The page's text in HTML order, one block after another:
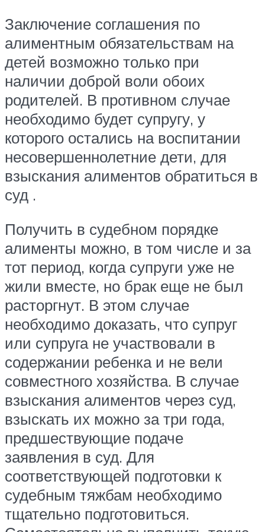
Заключение соглашения по
алиментным обязательствам на
детей возможно только при
наличии доброй воли обоих
родителей. В противном случае
необходимо будет супругу, у
которого остались на воспитании
несовершеннолетние дети, для
взыскания алиментов обратиться в
суд .
Получить в судебном порядке
алименты можно, в том числе и за
тот период, когда супруги уже не
жили вместе, но брак еще не был
расторгнут. В этом случае
необходимо доказать, что супруг
или супруга не участвовали в
содержании ребенка и не вели
совместного хозяйства. В случае
взыскания алиментов через суд,
взыскать их можно за три года,
предшествующие подаче
заявления в суд. Для
соответствующей подготовки к
судебным тяжбам необходимо
тщательно подготовиться.